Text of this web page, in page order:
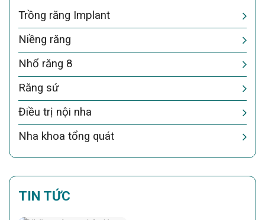
Trồng răng Implant
Niềng răng
Nhổ răng 8
Răng sứ
Điều trị nội nha
Nha khoa tổng quát
TIN TỨC